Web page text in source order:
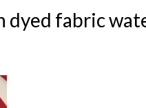
dyed fabric